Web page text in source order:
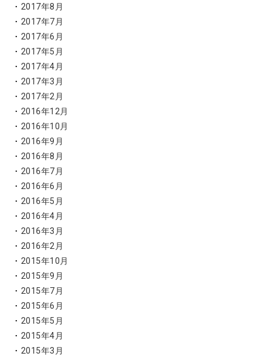
2017年8月
2017年7月
2017年6月
2017年5月
2017年4月
2017年3月
2017年2月
2016年12月
2016年10月
2016年9月
2016年8月
2016年7月
2016年6月
2016年5月
2016年4月
2016年3月
2016年2月
2015年10月
2015年9月
2015年7月
2015年6月
2015年5月
2015年4月
2015年3月